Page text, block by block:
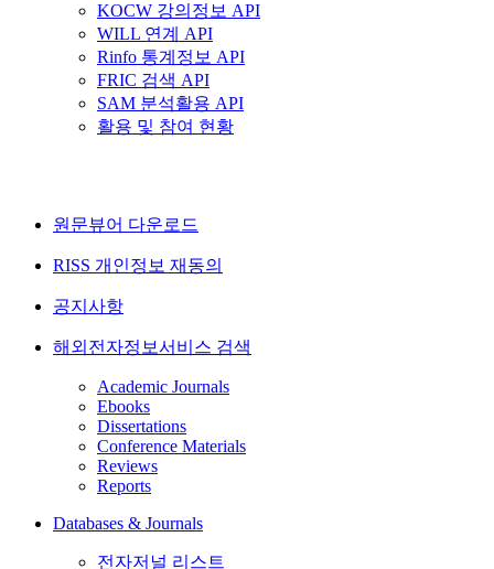
KOCW 강의정보 API
WILL 연계 API
Rinfo 통계정보 API
FRIC 검색 API
SAM 분석활용 API
활용 및 참여 현황
원문뷰어 다운로드
RISS 개인정보 재동의
공지사항
해외전자정보서비스 검색
Academic Journals
Ebooks
Dissertations
Conference Materials
Reviews
Reports
Databases & Journals
전자저널 리스트